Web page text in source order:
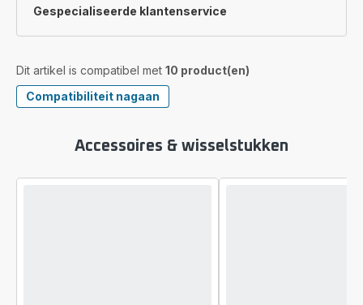
Gespecialiseerde klantenservice
Dit artikel is compatibel met 10 product(en)
Compatibiliteit nagaan
Accessoires & wisselstukken